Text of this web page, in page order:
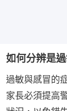
如何分辨是
過敏與感冒的
家長必須提高